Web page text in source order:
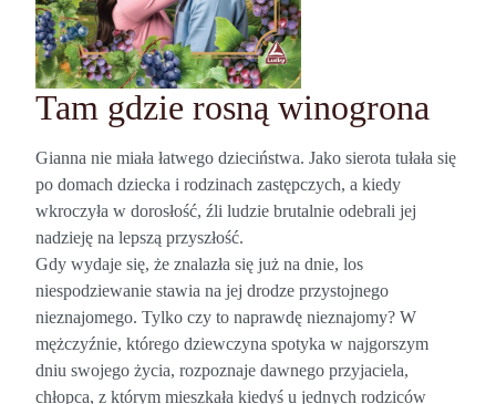
Tam gdzie rosną winogrona
Gianna nie miała łatwego dzieciństwa. Jako sierota tułała się
po domach dziecka i rodzinach zastępczych, a kiedy
wkroczyła w dorosłość, źli ludzie brutalnie odebrali jej
nadzieję na lepszą przyszłość.
Gdy wydaje się, że znalazła się już na dnie, los
niespodziewanie stawia na jej drodze przystojnego
nieznajomego. Tylko czy to naprawdę nieznajomy? W
mężczyźnie, którego dziewczyna spotyka w najgorszym
dniu swojego życia, rozpoznaje dawnego przyjaciela,
chłopca, z którym mieszkała kiedyś u jednych rodziców